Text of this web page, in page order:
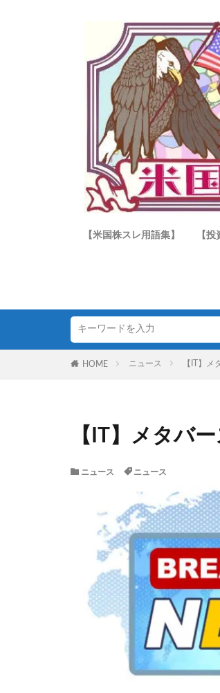
【米国株スレ用語集】 【投
HOME ニュース 【IT】メ
【IT】メタバ
ニュース ニュース